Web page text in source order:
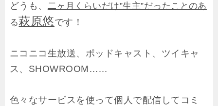
どうも、 二ヶ月くらいだけ”生主”だったことのあ
る萩原悠です！
ニコニコ生放送、ポッドキャスト、ツイキャ
ス、SHOWROOM……
色々なサービスを使って個人で配信してコミ